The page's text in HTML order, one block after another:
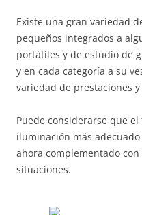
Existe una gran variedad
pequeños integrados a
portátiles y de estudio de
y en cada categoría a su
variedad de prestaciones
Puede considerarse que
iluminación más
ahora complementado
situaciones.